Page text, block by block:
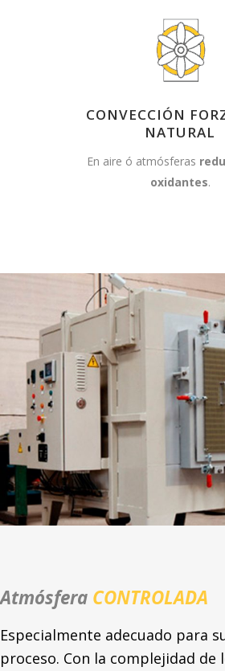
CONVECCIÓN
NATURAL
En aire ó atmósferas
oxidantes.
Atmósfera CONTROLADA
Especialmente adecuado para
proceso. Con la complejidad de